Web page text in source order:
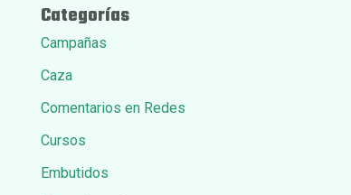
Categorías
Campañas
Caza
Comentarios en Redes
Cursos
Embutidos